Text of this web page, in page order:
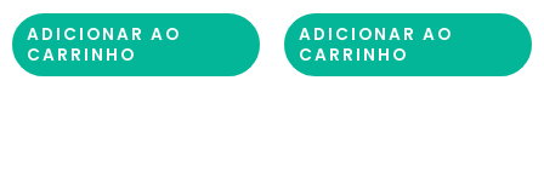
ADICIONAR AO
CARRINHO
ADICIONAR AO
CARRINHO